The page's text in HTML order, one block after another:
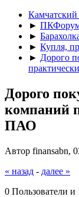
►
►
► Купля,
► Дорого
Дорого
компаний
ПАО
Автор finansabn,
« назад - далее »
0 Пользователи и